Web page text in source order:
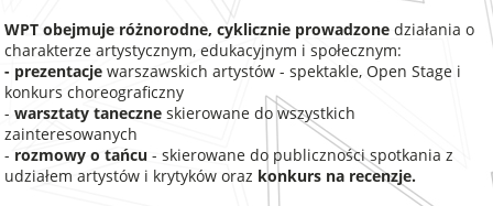
WPT obejmuje różnorodne, cyklicznie prowadzonedziałania o
charakterze artystycznym, edukacyjnym i społecznym:
- prezentacjewarszawskich artystów - spektakle, Open Stage i
konkurs choreograficzny
-warsztaty taneczneskierowane do wszystkich
zainteresowanych
- rozmowy o tańcu - skierowane do publiczności spotkania z
udziałem artystów i krytyków oraz konkurs na recenzje.